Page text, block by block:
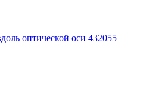
оптической оси 432055